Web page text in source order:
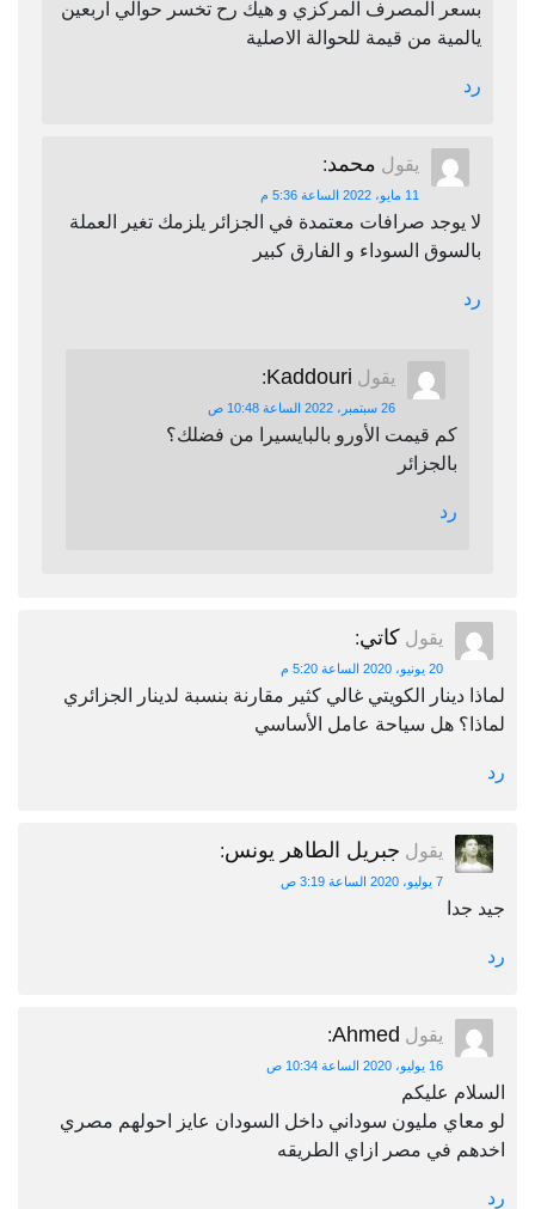
بسعر المصرف المركزي و هيك رح تخسر حوالي اربعين
يالمية من قيمة للحوالة الاصلية
رد
يقول محمد:
11 مايو، 2022 الساعة 5:36 م
لا يوجد صرافات معتمدة في الجزائر يلزمك تغير العملة
بالسوق السوداء و الفارق كبير
رد
يقول Kaddouri
:
26 سبتمبر، 2022 الساعة 10:48 ص
كم قيمت الأورو بالبايسيرا من فضلك؟
بالجزائر
رد
يقول كاتي:
20 يونيو، 2020 الساعة 5:20 م
لماذا دينار الكويتي غالي كثير مقارنة بنسبة لدينار الجزائري
لماذا؟ هل سياحة عامل الأساسي
رد
يقول جبريل الطاهر يونس:
7 يوليو، 2020 الساعة 3:19 ص
جيد جدا
رد
يقول Ahmed
:
16 يوليو، 2020 الساعة 10:34 ص
السلام عليكم
لو معاي مليون سوداني داخل السودان عايز احولهم مصري
اخدهم في مصر ازاي الطريقه
رد